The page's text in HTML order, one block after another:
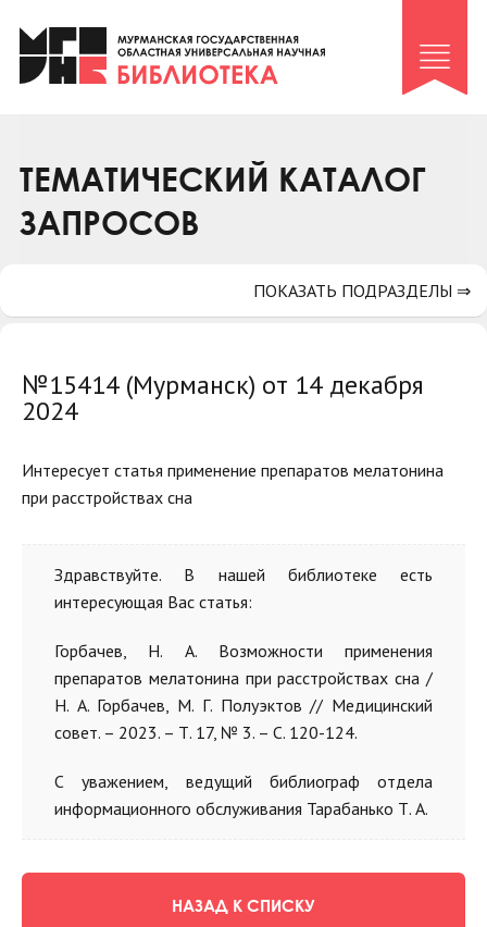
Клуб «Гиря и сельдерей»
Клуб «Семейный архив»
Коллегам
Контакты
ТЕМАТИЧЕСКИЙ КАТАЛОГ
ЗАПРОСОВ
№15414 (Мурманск) от 14 декабря
2024
Интересует статья применение препаратов мелатонина
при расстройствах сна
Здравствуйте. В нашей библиотеке есть
интересующая Вас статья:
Горбачев, Н. А. Возможности применения
препаратов мелатонина при расстройствах сна /
Н. А. Горбачев, М. Г. Полуэктов // Медицинский
совет. – 2023. – Т. 17, № 3. – С. 120-124.
С уважением, ведущий библиограф отдела
информационного обслуживания Тарабанько Т. А.
НАЗАД К СПИСКУ
ПОКАЗАТЬ ПОДРАЗДЕЛЫ ⇒